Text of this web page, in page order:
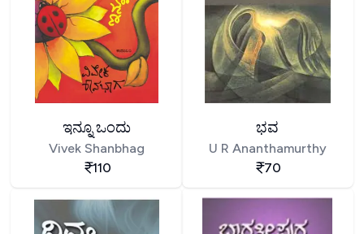
ಇನ್ನೂ ಒಂದು
Vivek Shanbhag
110
ಭವ
U R Ananthamurthy
70